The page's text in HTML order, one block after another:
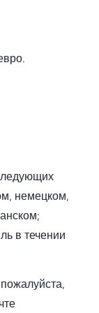
немецком,
в течении